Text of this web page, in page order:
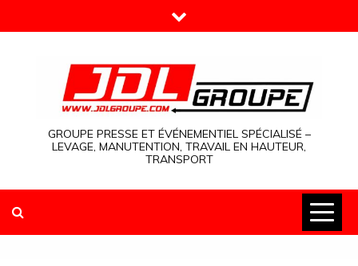
to
GROUPE PRESSE ET ÉVÉNEMENTIEL SPÉCIALISÉ –
LEVAGE, MANUTENTION, TRAVAIL EN HAUTEUR,
TRANSPORT